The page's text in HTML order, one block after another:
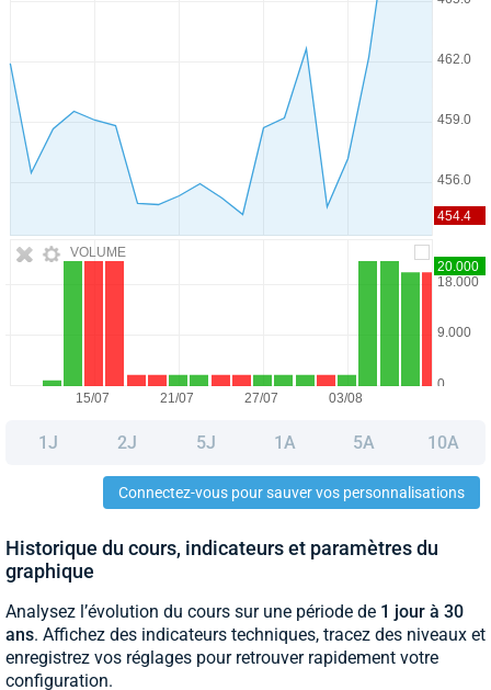
VOLUME
1J 2J 5J 1A 5A 10A
Connectez-vous pour sauver vos personnalisations
Historique du cours, indicateurs et paramètres du
graphique
Analysez l’évolution du cours sur une période de 1 jour à 30
ans. Affichez des indicateurs techniques, tracez des niveaux et
enregistrez vos réglages pour retrouver rapidement votre
configuration.